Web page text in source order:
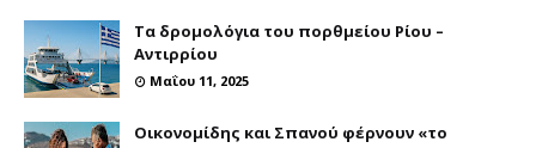
Τα δρομολόγια του πορθμείου Ρίου –
Αντιρρίου
Μαΐου 11, 2025
Οικονομίδης και Σπανού φέρνουν «το